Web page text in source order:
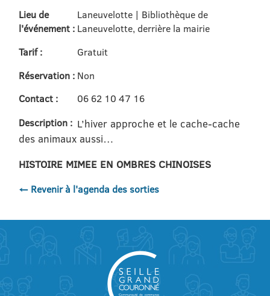
Lieu de
l'événement :
Laneuvelotte | Bibliothèque de
Laneuvelotte, derrière la mairie
Tarif :
Gratuit
Réservation : Non
Contact :
06 62 10 47 16
Description : L’hiver approche et le cache-cache
des animaux aussi…
HISTOIRE MIMEE EN OMBRES CHINOISES
← Revenir à l'agenda des sorties